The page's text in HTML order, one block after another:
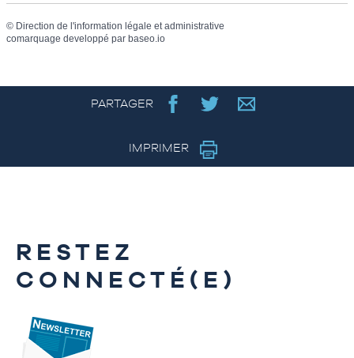
© Direction de l'information légale et administrative
comarquage developpé par baseo.io
PARTAGER
IMPRIMER
RESTEZ
CONNECTÉ(E)